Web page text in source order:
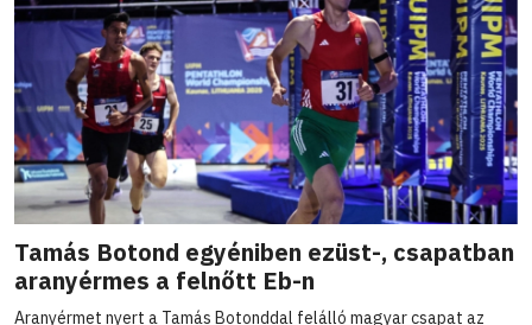
Tamás Botond egyéniben ezüst-, csapatban
aranyérmes a felnőtt Eb-n
Aranyérmet nyert a Tamás Botonddal felálló magyar csapat az